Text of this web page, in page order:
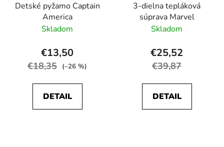
Detské pyžamo Captain
America
Skladom
€13,50
€18,35 (–26 %)
DETAIL
3-dielna tepláková
súprava Marvel
Skladom
€25,52
€39,87
DETAIL